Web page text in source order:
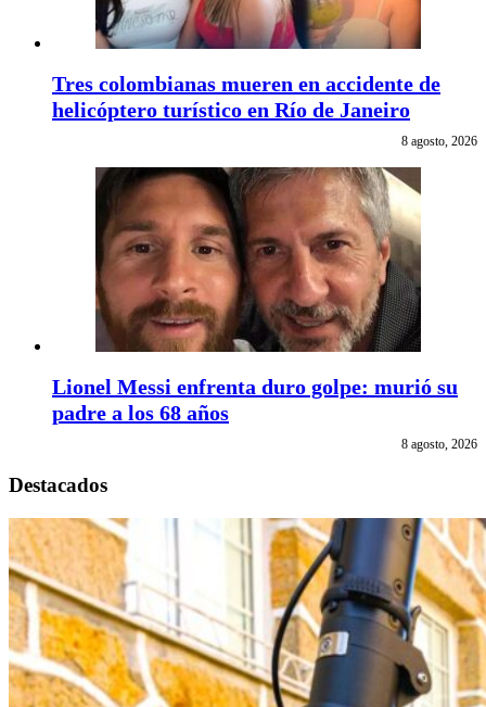
Tres colombianas mueren en accidente de
helicóptero turístico en Río de Janeiro
8 agosto, 2026
Lionel Messi enfrenta duro golpe: murió su
padre a los 68 años
8 agosto, 2026
Destacados